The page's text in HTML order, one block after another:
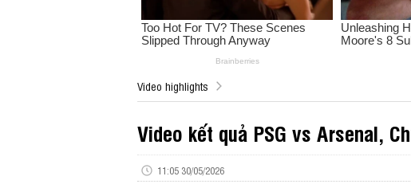
Video highlights
Video kết quả PSG vs Arsenal,
11:05 30/05/2026